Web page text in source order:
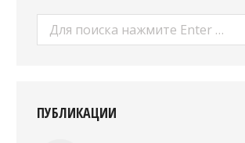
Поиск:
ПУБЛИКАЦИИ